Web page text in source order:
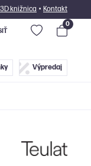
knižnica • Kontakt
0
Výpredaj